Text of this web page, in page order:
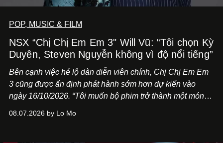
POP, MUSIC & FILM
NSX “Chị Chị Em Em 3" Will Vũ: “Tôi chọn Kỳ
Duyên, Steven Nguyễn không vì độ nổi tiếng”
Bên cạnh việc hé lộ dàn diễn viên chính, Chị Chị Em Em
3 cũng được ấn định phát hành sớm hơn dự kiến vào
ngày 16/10/2026. “Tôi muốn bộ phim trở thành một món
Việt Nam”, NSX Will Vũ cho biết.
08.07.2026 by Lo Mo